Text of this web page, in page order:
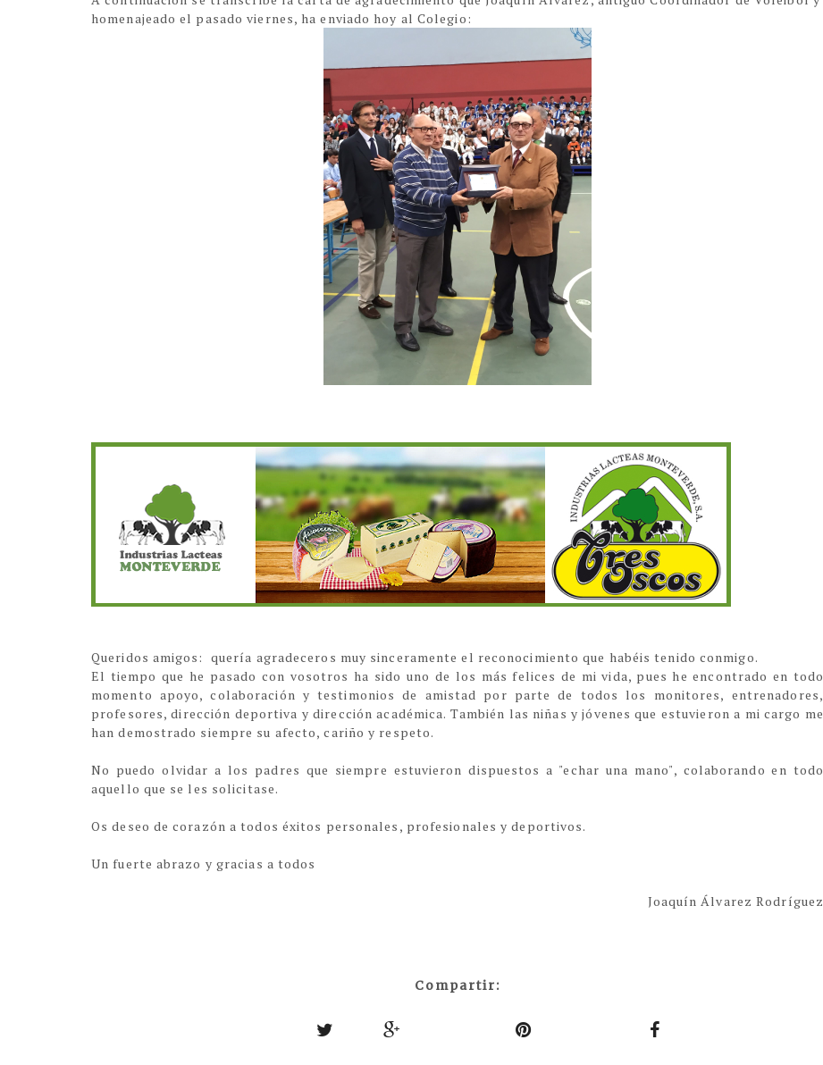
homenajeado el pasado viernes, ha enviado hoy al Colegio:
Queridos amigos: quería agradeceros muy sinceramente el reconocimiento que habéis tenido conmigo.
El tiempo que he pasado con vosotros ha sido uno de los más felices de mi vida, pues he encontrado en todo
momento apoyo, colaboración y testimonios de amistad por parte de todos los monitores, entrenadores,
profesores, dirección deportiva y dirección académica. También las niñas y jóvenes que estuvieron a mi cargo me
han demostrado siempre su afecto, cariño y respeto.
No puedo olvidar a los padres que siempre estuvieron dispuestos a "echar una mano", colaborando en todo
aquello que se les solicitase.
Os deseo de corazón a todos éxitos personales, profesionales y deportivos.
Un fuerte abrazo y gracias a todos
Joaquín Álvarez Rodríguez
Compartir: